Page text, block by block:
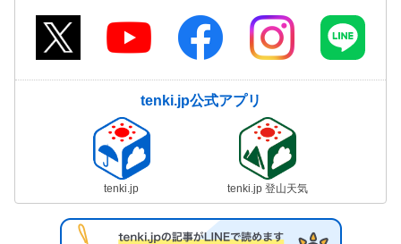
tenki.jp公式アプリ
tenki.jp tenki.jp 登山天気